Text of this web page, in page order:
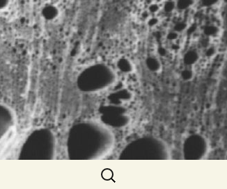
Rechercher :